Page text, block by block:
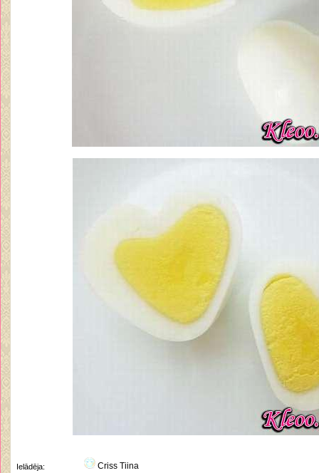
Ielādēja: Criss Tiina